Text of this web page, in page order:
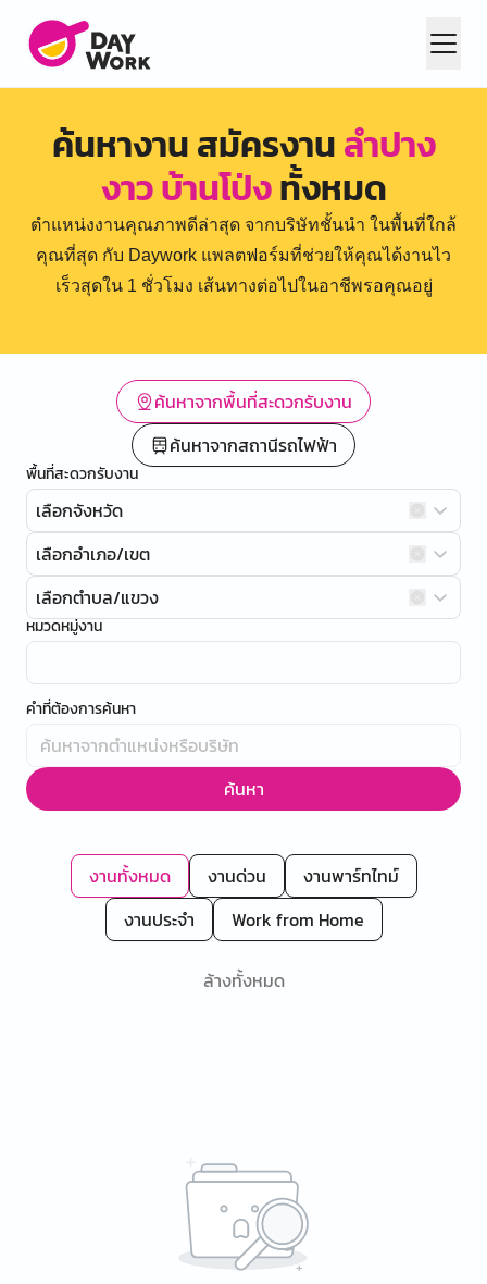
ค้นหางาน สมัครงานลำปาง
งาว บ้านโป่งทั้งหมด
ตำแหน่งงานคุณภาพดีล่าสุด จากบริษัทชั้นนำ ในพื้นที่ใกล้
คุณที่สุด กับ Daywork แพลตฟอร์มที่ช่วยให้คุณได้งานไว
เร็วสุดใน 1 ชั่วโมง เส้นทางต่อไปในอาชีพรอคุณอยู่
ค้นหาจากพื้นที่สะดวกรับงาน
ค้นหาจากสถานีรถไฟฟ้า
พื้นที่สะดวกรับงาน
เลือกจังหวัด
เลือกอำเภอ/เขต
เลือกตำบล/แขวง
หมวดหมู่งาน
คำที่ต้องการค้นหา
ค้นหา
งานทั้งหมด งานด่วน
งานพาร์ทไทม์
งานประจำ
Work from Home
ล้างทั้งหมด